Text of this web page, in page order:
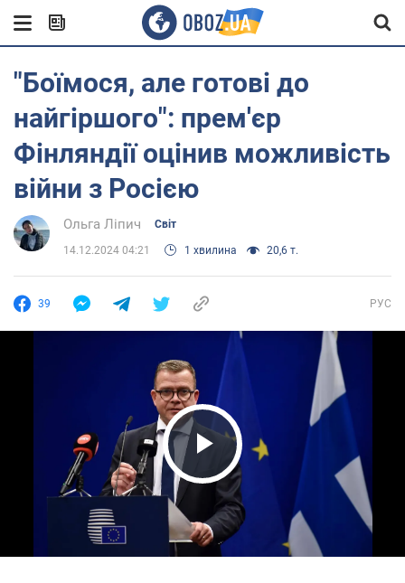
"Боїмося, але готові до
найгіршого": прем'єр
Фінляндії оцінив можливість
війни з Росією
Ольга Ліпич Світ
14.12.2024 04:21 1 хвилина 20,6 т.
39 РУС
Play Video